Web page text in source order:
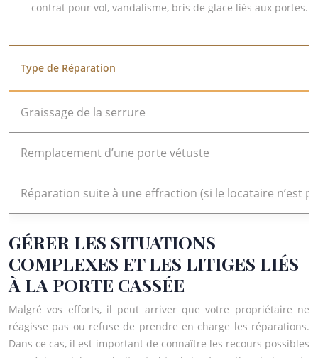
contrat pour vol, vandalisme, bris de glace liés aux portes.
Type de Réparation
Graissage de la serrure
Remplacement d’une porte vétuste
Réparation suite à une effraction (si le locataire n’est
GÉRER LES SITUATIONS
COMPLEXES ET LES LITIGES LIÉS
À LA PORTE CASSÉE
Malgré vos efforts, il peut arriver que votre propriétaire ne
réagisse pas ou refuse de prendre en charge les réparations.
Dans ce cas, il est important de connaître les recours possibles